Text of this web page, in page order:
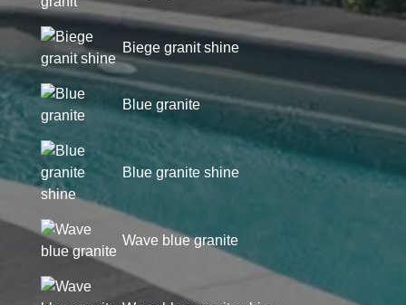
Biege granit shine
Blue granite
Blue granite shine
Wave blue granite